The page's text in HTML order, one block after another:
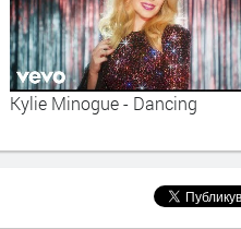
Kylie Minogue - Dancing